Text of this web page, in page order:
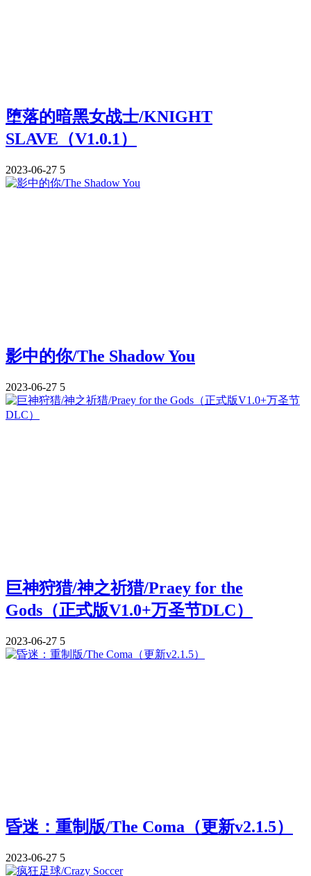
堕落的暗黑女战士/KNIGHT
SLAVE（V1.0.1）
2023-06-27 5
影中的你/The Shadow You
2023-06-27 5
巨神狩猎/神之祈猎/Praey for the
Gods（正式版V1.0+万圣节DLC）
2023-06-27 5
昏迷：重制版/The Coma（更新v2.1.5）
2023-06-27 5